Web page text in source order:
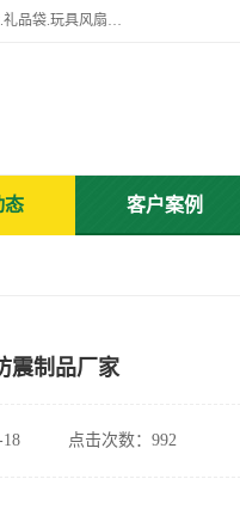
专业生产网袋，网套，塑料网，网扣，沐浴球，沐浴用品，胶袋，骨袋，自封袋,卡头袋，胶粘袋，手挽袋，背心袋，PVC电压胶袋.礼品袋.玩具风扇叶，屏蔽袋,等产品.
态 客户案例
震制品厂家
点击次数：992